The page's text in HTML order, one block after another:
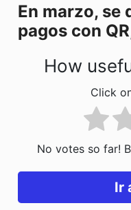
k
En marzo, se
pagos con
How
Click
No votes so far!
Ir